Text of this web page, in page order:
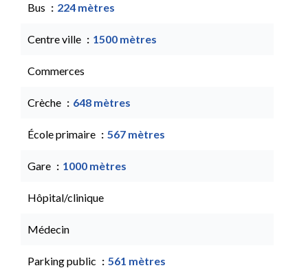
Bus 224 mètres
Centre ville 1500 mètres
Commerces
Crèche 648 mètres
École primaire 567 mètres
Gare 1000 mètres
Hôpital/clinique
Médecin
Parking public 561 mètres